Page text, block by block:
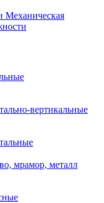
Механическая
вертикальные
мрамор, металл